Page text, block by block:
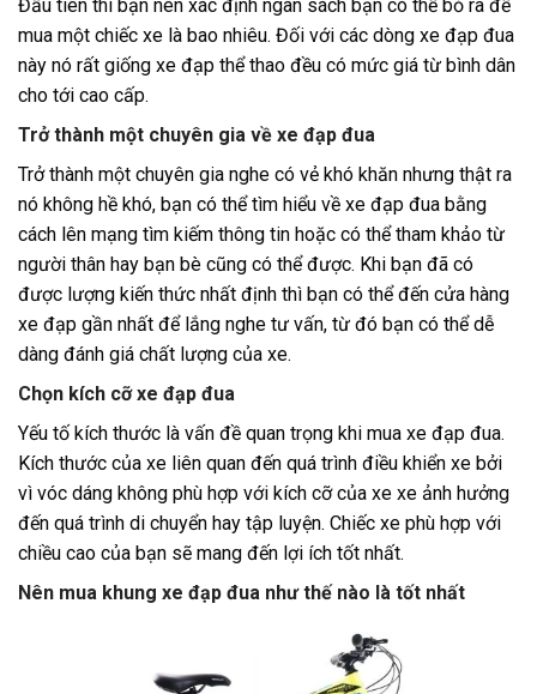
Đầu tiên thì bạn nên xác định ngân sách bạn có thể bỏ ra để
mua một chiếc xe là bao nhiêu. Đối với các dòng xe đạp đua
này nó rất giống xe đạp thể thao đều có mức giá từ bình dân
cho tới cao cấp.
Trở thành một chuyên gia về xe đạp đua
Trở thành một chuyên gia nghe có vẻ khó khăn nhưng thật ra
nó không hề khó, bạn có thể tìm hiểu về xe đạp đua bằng
cách lên mạng tìm kiếm thông tin hoặc có thể tham khảo từ
người thân hay bạn bè cũng có thể được. Khi bạn đã có
được lượng kiến thức nhất định thì bạn có thể đến cửa hàng
xe đạp gần nhất để lắng nghe tư vấn, từ đó bạn có thể dễ
dàng đánh giá chất lượng của xe.
Chọn kích cỡ xe đạp đua
Yếu tố kích thước là vấn đề quan trọng khi mua xe đạp đua.
Kích thước của xe liên quan đến quá trình điều khiển xe bởi
vì vóc dáng không phù hợp với kích cỡ của xe xe ảnh hưởng
đến quá trình di chuyển hay tập luyện. Chiếc xe phù hợp với
chiều cao của bạn sẽ mang đến lợi ích tốt nhất.
Nên mua khung xe đạp đua như thế nào là tốt nhất